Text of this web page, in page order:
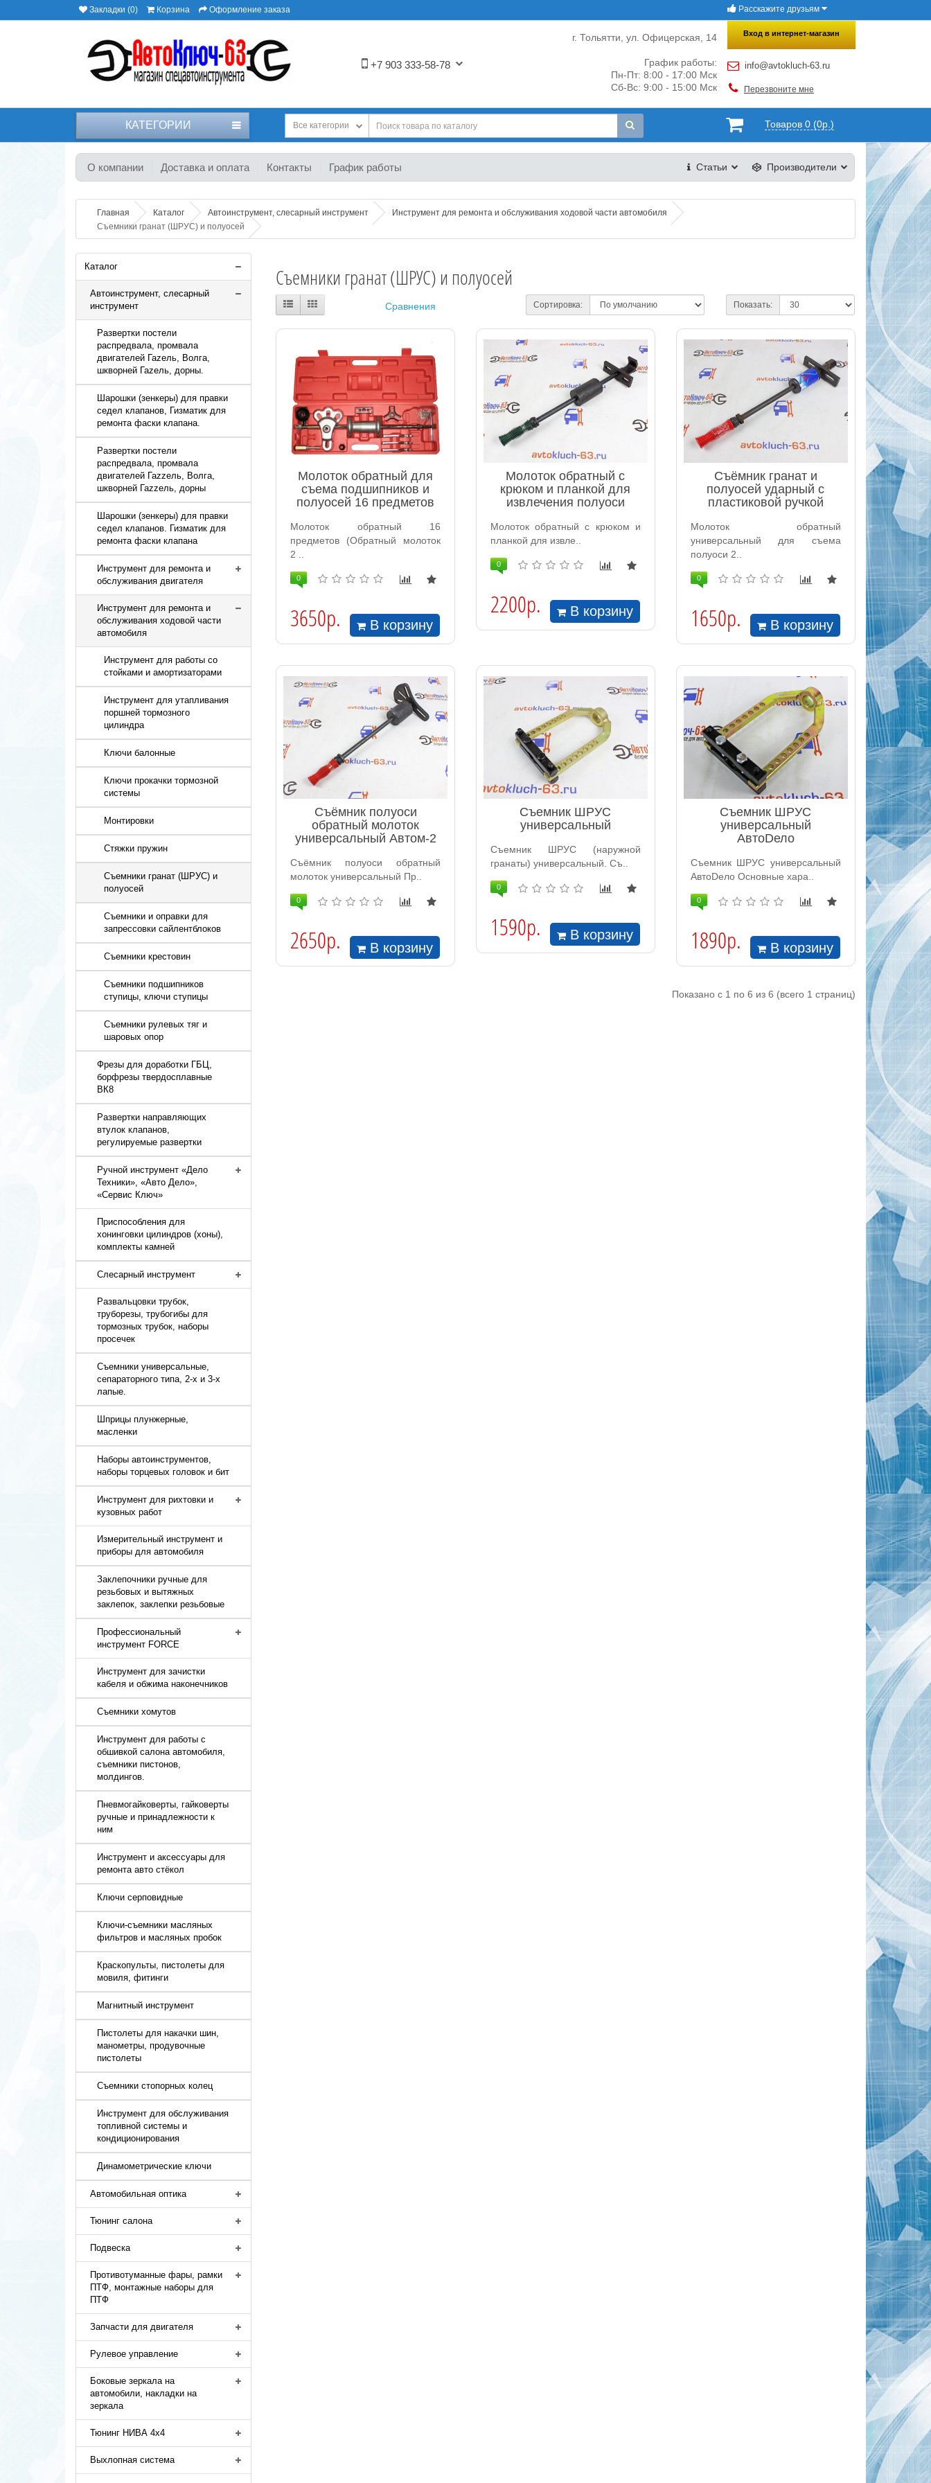
×
Закладки (0) Корзина Оформление заказа Расскажите друзьям
+7 903 333-58-78
Вход в интернет-магазин
info@avtokluch-63.ru
Перезвоните мне
г. Тольятти, ул. Офицерская, 14
График работы:
Пн-Пт: 8:00 - 17:00 Мск
Сб-Вс: 9:00 - 15:00 Мск
КАТЕГОРИИ Товаров 0 (0р.)
Все категории
О компании Доставка и оплата Контакты График работы Производители
Статьи
Главная Каталог Автоинструмент, слесарный инструмент
Инструмент для ремонта и обслуживания ходовой части автомобиля
Съемники гранат (ШРУС) и полуосей
Каталог
Автоинструмент, слесарный
инструмент
Развертки постели
распредвала, промвала
двигателей Гаzель, Волга,
шкворней Гаzель, дорны.
Шарошки (зенкеры) для правки
седел клапанов, Гизматик для
ремонта фаски клапана.
Развертки постели
распредвала, промвала
двигателей Гаzzель, Волга,
шкворней Гаzzель, дорны
Шарошки (зенкеры) для правки
седел клапанов. Гизматик для
ремонта фаски клапана
Инструмент для ремонта и
обслуживания двигателя
Инструмент для ремонта и
обслуживания ходовой части
автомобиля
Инструмент для работы со
стойками и амортизаторами
Инструмент для утапливания
поршней тормозного
цилиндра
Ключи балонные
Ключи прокачки тормозной
системы
Монтировки
Стяжки пружин
Съемники гранат (ШРУС) и
полуосей
Съемники и оправки для
запрессовки сайлентблоков
Съемники крестовин
Съемники подшипников
ступицы, ключи ступицы
Съемники рулевых тяг и
шаровых опор
Фрезы для доработки ГБЦ,
борфрезы твердосплавные
ВК8
Развертки направляющих
втулок клапанов,
регулируемые развертки
Ручной инструмент «Дело
Техники», «Авто Дело»,
«Сервис Ключ»
Приспособления для
хонинговки цилиндров (хоны),
комплекты камней
Слесарный инструмент
Развальцовки трубок,
труборезы, трубогибы для
тормозных трубок, наборы
просечек
Съемники универсальные,
сепараторного типа, 2-х и 3-х
лапые.
Шприцы плунжерные,
масленки
Наборы автоинструментов,
наборы торцевых головок и бит
Инструмент для рихтовки и
кузовных работ
Измерительный инструмент и
приборы для автомобиля
Заклепочники ручные для
резьбовых и вытяжных
заклепок, заклепки резьбовые
Профессиональный
инструмент FORCE
Инструмент для зачистки
кабеля и обжима наконечников
Съемники хомутов
Инструмент для работы с
обшивкой салона автомобиля,
съемники пистонов,
молдингов.
Пневмогайковерты, гайковерты
ручные и принадлежности к
ним
Инструмент и аксессуары для
ремонта авто стёкол
Ключи серповидные
Ключи-съемники масляных
фильтров и масляных пробок
Краскопульты, пистолеты для
мовиля, фитинги
Магнитный инструмент
Пистолеты для накачки шин,
манометры, продувочные
пистолеты
Съемники стопорных колец
Инструмент для обслуживания
топливной системы и
кондиционирования
Динамометрические ключи
Автомобильная оптика
Тюнинг салона
Подвеска
Противотуманные фары, рамки
ПТФ, монтажные наборы для
ПТФ
Запчасти для двигателя
Рулевое управление
Боковые зеркала на
автомобили, накладки на
зеркала
Тюнинг НИВА 4х4
Выхлопная система
Съемники гранат (ШРУС) и полуосей
Сравнения Сортировка: Показать:
Молоток обратный для
съема подшипников и
полуосей 16 предметов
Молоток обратный 16
предметов (Обратный молоток
2 ..
0
3650р. В корзину
Молоток обратный с
крюком и планкой для
извлечения полуоси
Молоток обратный с крюком и
планкой для извле..
0
2200р. В корзину
Съёмник гранат и
полуосей ударный с
пластиковой ручкой
Молоток обратный
универсальный для съема
полуоси 2..
0
1650р. В корзину
Съёмник полуоси
обратный молоток
универсальный Автом-2
Съёмник полуоси обратный
молоток универсальный Пр..
0
2650р. В корзину
Съемник ШРУС
универсальный
Съемник ШРУС (наружной
гранаты) универсальный. Съ..
0
1590р. В корзину
Съемник ШРУС
универсальный
АвтоDело
Съемник ШРУС универсальный
АвтоDело Основные хара..
0
1890р. В корзину
Показано с 1 по 6 из 6 (всего 1 страниц)